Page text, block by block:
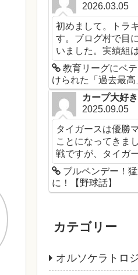
2026.03.05
初めまして。トラ
す。ブログ村で目
いました。実績組
教育リーグにベ
けられた「過去最高
カープ大好き
2025.09.05
タイガースは優勝
ことになってきま
戦ですが、タイガ
ブルペンデー！
に！【野球話】
カテゴリー
オルソケラトロ